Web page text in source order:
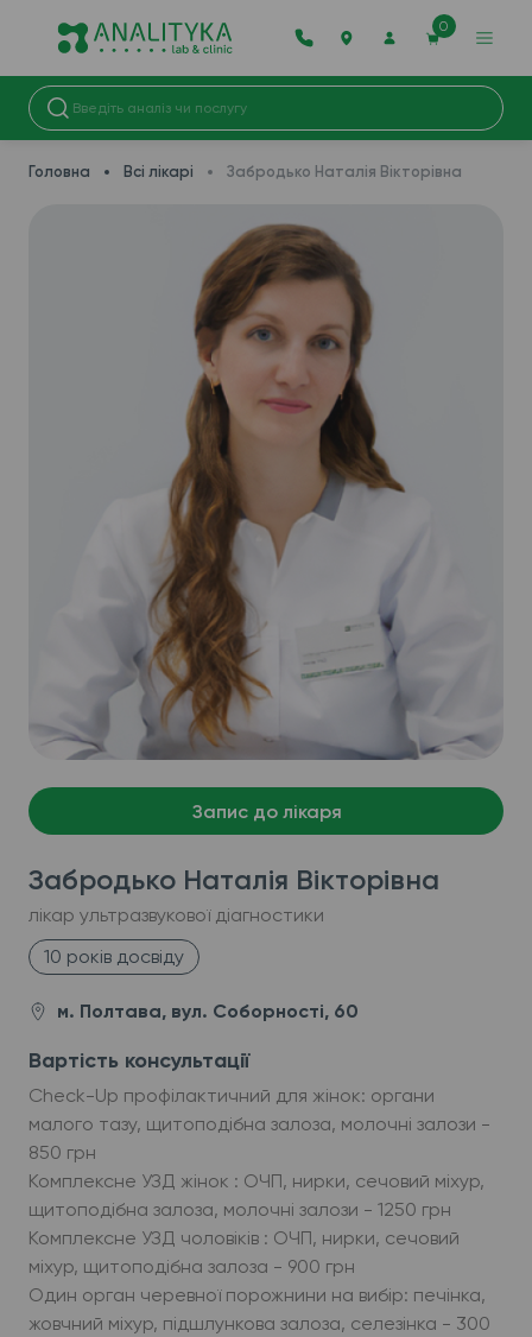
0
Головна Всі лікарі Забродько Наталія Вікторівна
Запис до лікаря
Забродько Наталія Вікторівна
лікар ультразвукової діагностики
10 років досвіду
м. Полтава, вул. Соборності, 60
Вартість консультації
Check-Up профілактичний для жінок: органи
малого тазу, щитоподібна залоза, молочні залози -
850 грн
Комплексне УЗД жінок : ОЧП, нирки, сечовий міхур,
щитоподібна залоза, молочні залози - 1250 грн
Комплексне УЗД чоловіків : ОЧП, нирки, сечовий
міхур, щитоподібна залоза - 900 грн
Один орган черевної порожнини на вибiр: печiнка,
жовчний мiхур, пiдшлункова залоза, селезiнка - 300